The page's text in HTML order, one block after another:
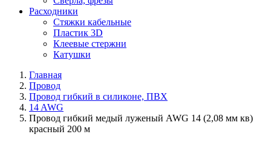
Расходники
Стяжки кабельные
Пластик 3D
Клеевые стержни
Катушки
Главная
Провод
Провод гибкий в силиконе, ПВХ
14 AWG
Провод гибкий медый луженый AWG 14 (2,08 мм кв)
красный 200 м